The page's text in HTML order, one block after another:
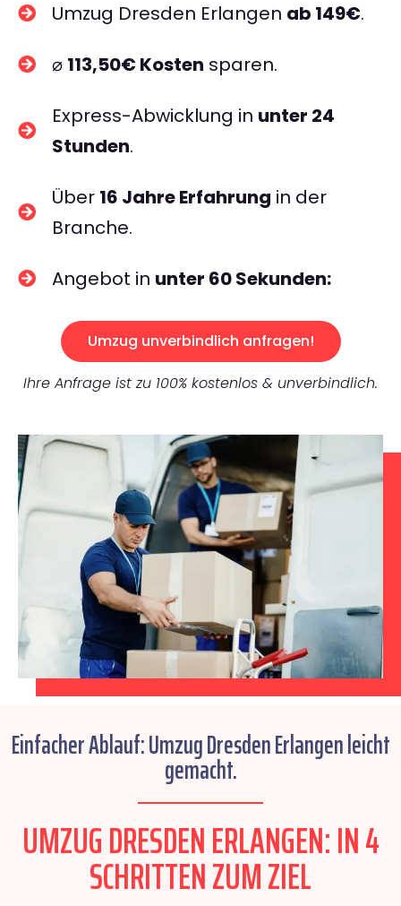
Umzug Dresden Erlangen ab 149€.
⌀ 113,50€ Kosten sparen.
Express-Abwicklung in unter 24
Stunden.
Über 16 Jahre Erfahrung in der
Branche.
Angebot in unter 60 Sekunden:
Umzug unverbindlich anfragen!
Ihre Anfrage ist zu 100% kostenlos & unverbindlich.
Einfacher Ablauf: Umzug Dresden Erlangen leicht
gemacht.
UMZUG DRESDEN ERLANGEN: IN 4
SCHRITTEN ZUM ZIEL